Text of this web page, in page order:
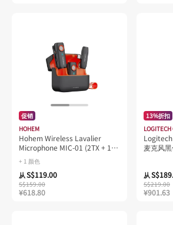
促销
HOHEM
Hohem Wireless Lavalier
Microphone MIC-01 (2TX + 1RX
+ Charging Case)
+ 1 颜色
从S$119.00
S$159.00
¥618.80
13%折扣
LOGITECH
Logitech
麦克风
从
S$219.00
¥901.63